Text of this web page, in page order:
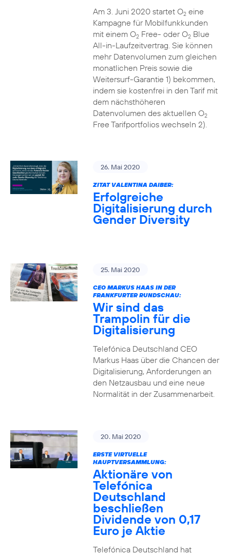
Am 3. Juni 2020 startet O2eine
Kampagne für Mobilfunkkunden
mit einem O2Free- oder O2Blue
All-in-Laufzeitvertrag. Sie können
mehr Datenvolumen zum gleichen
monatlichen Preis sowie die
Weitersurf-Garantie 1) bekommen,
indem sie kostenfrei in den Tarif mit
dem nächsthöheren
Datenvolumen des aktuellen O2
Free Tarifportfolios wechseln 2).
26. Mai 2020
ZITAT VALENTINA DAIBER:
Erfolgreiche
Digitalisierung durch
Gender Diversity
25. Mai 2020
CEO MARKUS HAAS IN DER
FRANKFURTER RUNDSCHAU:
Wir sind das
Trampolin für die
Digitalisierung
Telefónica Deutschland CEO
Markus Haas über die Chancen der
Digitalisierung, Anforderungen an
den Netzausbau und eine neue
Normalität in der Zusammenarbeit.
20. Mai 2020
ERSTE VIRTUELLE
HAUPTVERSAMMLUNG:
Aktionäre von
Telefónica
Deutschland
beschließen
Dividende von 0,17
Euro je Aktie
Telefónica Deutschland hat